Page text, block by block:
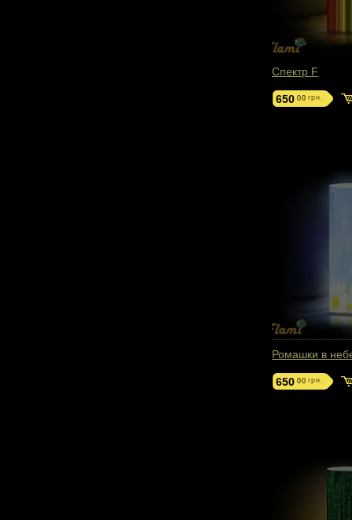
Спектр F
650 00 грн.
Ромашки в
650 00 грн.